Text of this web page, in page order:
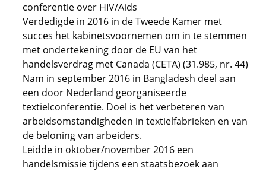
conferentie over HIV/Aids
Verdedigde in 2016 in de Tweede Kamer met
succes het kabinetsvoornemen om in te stemmen
met ondertekening door de EU van het
handelsverdrag met Canada (CETA) (31.985, nr. 44)
Nam in september 2016 in Bangladesh deel aan
een door Nederland georganiseerde
textielconferentie. Doel is het verbeteren van
arbeidsomstandigheden in textielfabrieken en van
de beloning van arbeiders.
Leidde in oktober/november 2016 een
handelsmissie tijdens een staatsbezoek aan